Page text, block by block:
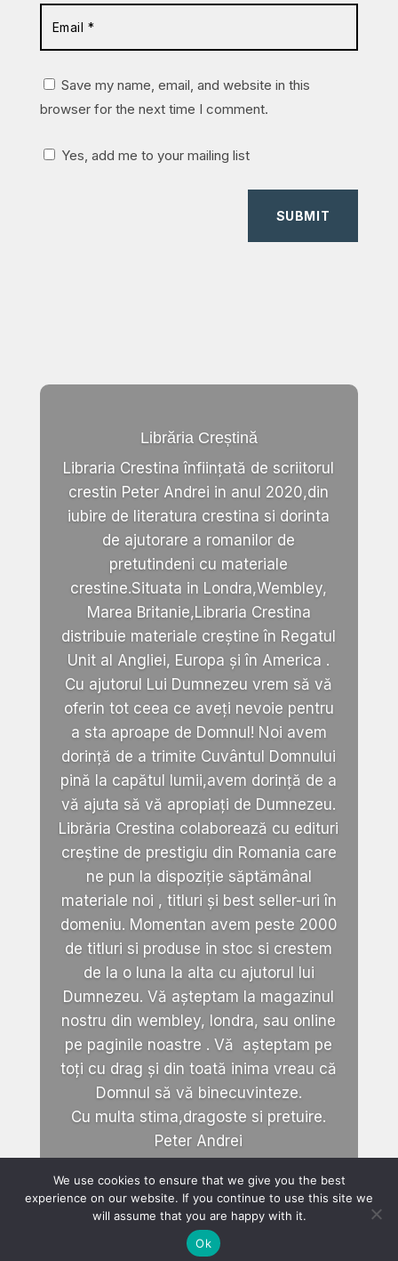
Save my name, email, and website in this
browser for the next time I comment.
Yes, add me to your mailing list
SUBMIT
Librăria Creștină
Libraria Crestina înființată de scriitorul
crestin Peter Andrei in anul 2020,din
iubire de literatura crestina si dorinta
de ajutorare a romanilor de
pretutindeni cu materiale
crestine.Situata in Londra,Wembley,
Marea Britanie,Libraria Crestina
distribuie materiale creștine în Regatul
Unit al Angliei, Europa și în America .
Cu ajutorul Lui Dumnezeu vrem să vă
oferin tot ceea ce aveți nevoie pentru
a sta aproape de Domnul! Noi avem
dorință de a trimite Cuvântul Domnului
pină la capătul lumii,avem dorință de a
vă ajuta să vă apropiați de Dumnezeu.
Librăria Crestina colaborează cu edituri
creștine de prestigiu din Romania care
ne pun la dispoziție săptămânal
materiale noi , titluri și best seller-uri în
domeniu. Momentan avem peste 2000
de titluri si produse in stoc si crestem
de la o luna la alta cu ajutorul lui
Dumnezeu. Vă așteptam la magazinul
nostru din wembley, londra, sau online
pe paginile noastre . Vă așteptam pe
toți cu drag și din toată inima vreau că
Domnul să vă binecuvinteze.
Cu multa stima,dragoste si pretuire.
Peter Andrei
We use cookies to ensure that we give you the best
experience on our website. If you continue to use this site we
will assume that you are happy with it.
Ok